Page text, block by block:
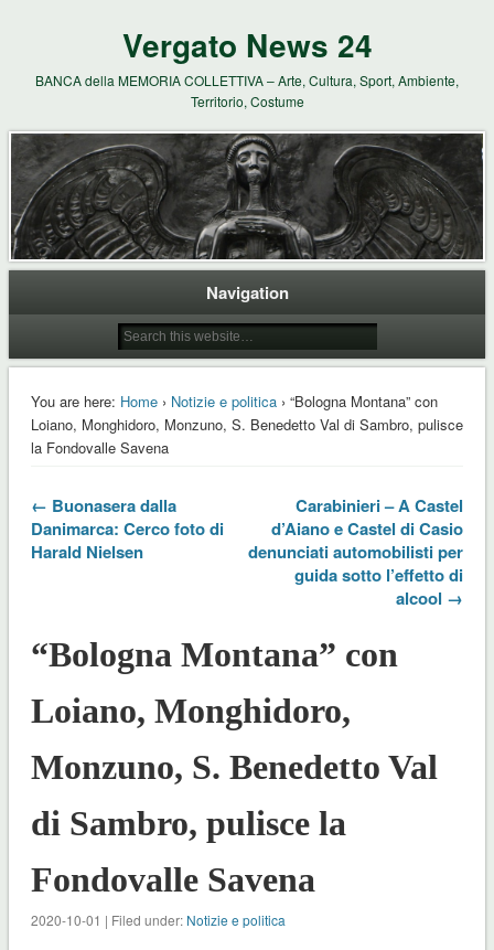
Vergato News 24
BANCA della MEMORIA COLLETTIVA – Arte, Cultura, Sport, Ambiente,
Territorio, Costume
Navigation
You are here: Home› Notizie e politica› “Bologna Montana” con
Loiano, Monghidoro, Monzuno, S. Benedetto Val di Sambro, pulisce
la Fondovalle Savena
← Buonasera dalla
Danimarca: Cerco foto di
Harald Nielsen
Carabinieri – A Castel
d’Aiano e Castel di Casio
denunciati automobilisti per
guida sotto l’effetto di
alcool →
“Bologna Montana” con
Loiano, Monghidoro,
Monzuno, S. Benedetto Val
di Sambro, pulisce la
Fondovalle Savena
2020-10-01 | Filed under: Notizie e politica